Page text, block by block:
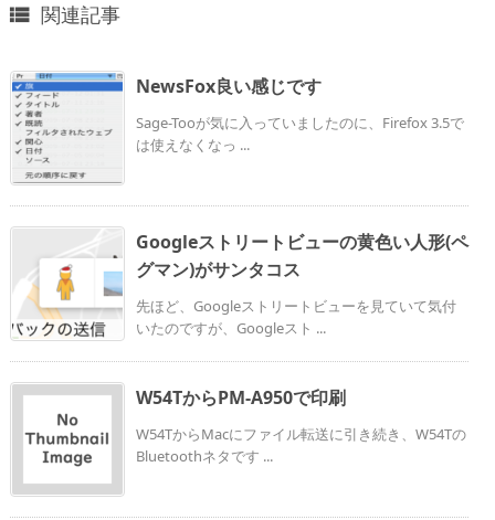
 関連記事
NewsFox良い感じです
Sage-Tooが気に入っていましたのに、Firefox 3.5で
は使えなくなっ ...
Googleストリートビューの黄色い人形(ペ
グマン)がサンタコス
先ほど、Googleストリートビューを見ていて気付
いたのですが、Googleスト ...
W54TからPM-A950で印刷
W54TからMacにファイル転送に引き続き、W54Tの
Bluetoothネタです ...